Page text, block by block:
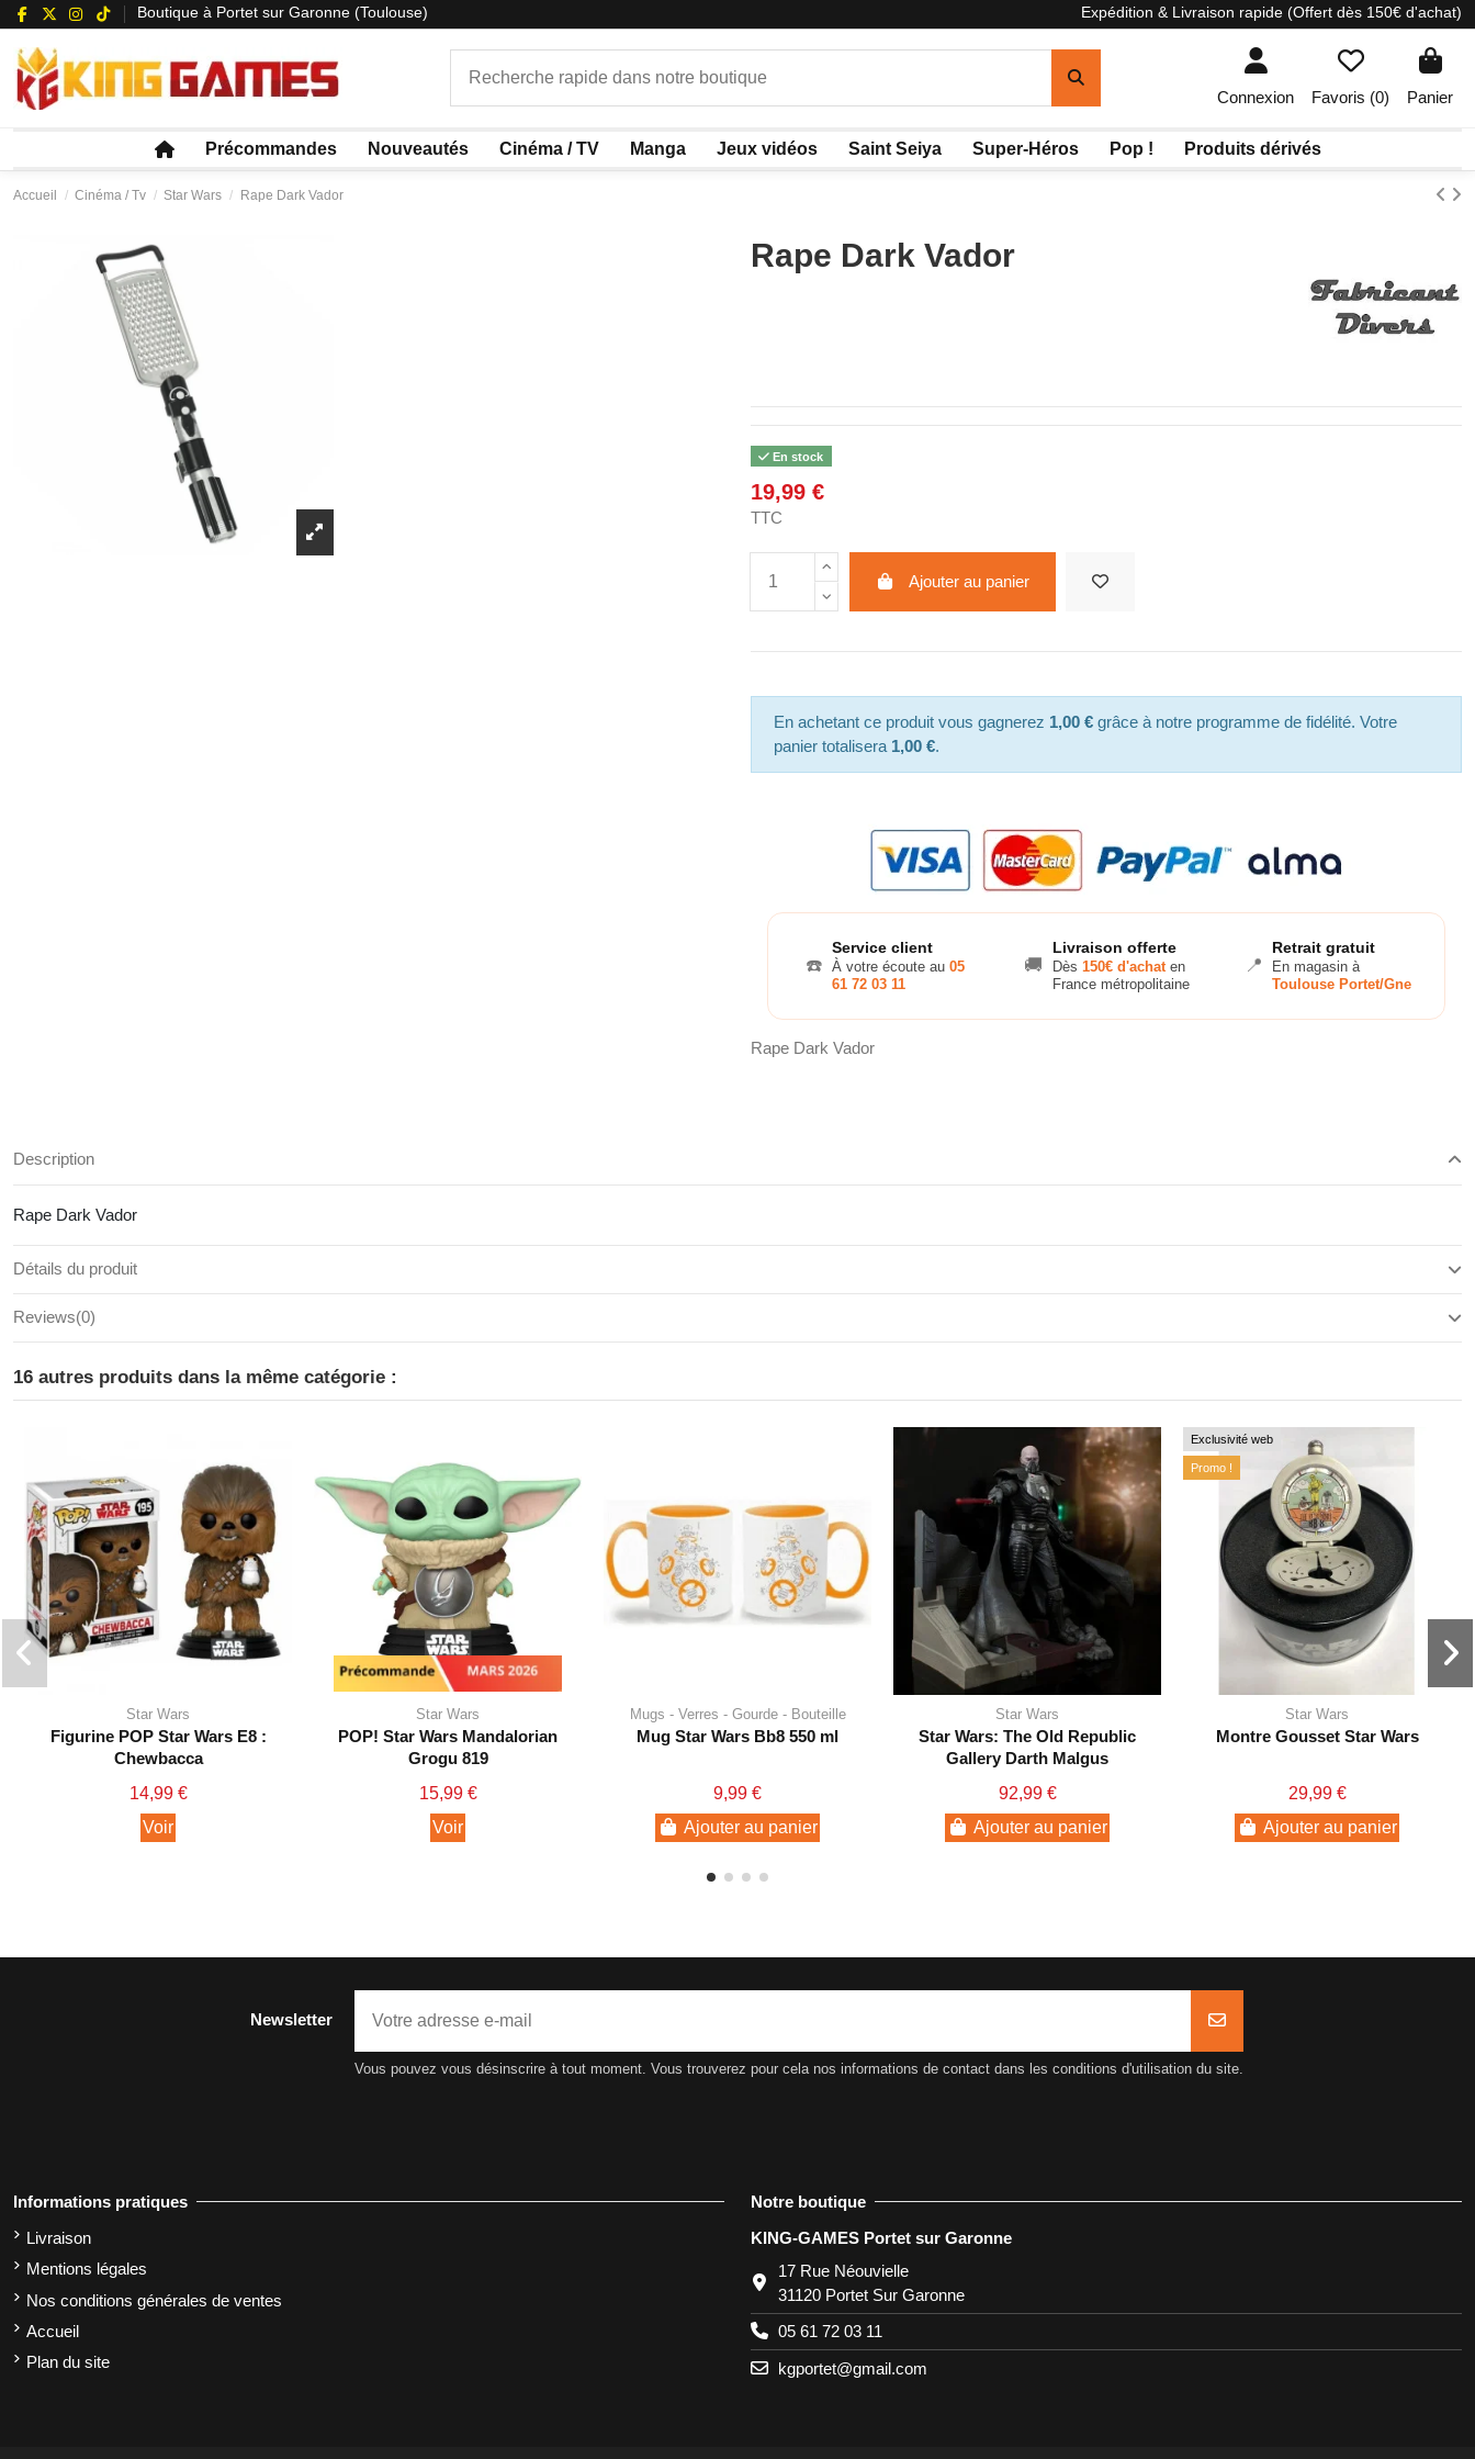
Boutique à Portet sur Garonne (Toulouse) Expédition & Livraison rapide (Offert dès 150€ d'achat)
Connexion Favoris (0) Panier
Précommandes Nouveautés Cinéma / TV Manga Jeux vidéos Saint Seiya Super-Héros Pop ! Produits dérivés
Accueil Cinéma / Tv Star Wars Rape Dark Vador
Rape Dark Vador
En stock
19,99 €
TTC
Ajouter au panier
En achetant ce produit vous gagnerez 1,00 € grâce à notre programme de fidélité. Votre
panier totalisera 1,00 €.
☎️
Service client
À votre écoute au 05
61 72 03 11
🚚
Livraison offerte
Dès 150€ d'achaten
France métropolitaine
📍
Retrait gratuit
En magasin à
Toulouse Portet/Gne
Rape Dark Vador
Description
Rape Dark Vador
Détails du produit
Reviews(0)
16 autres produits dans la même catégorie :
Star Wars
Figurine POP Star Wars E8 :
Chewbacca
14,99 €
Voir
Précommande - Mars 2026
Star Wars
POP! Star Wars Mandalorian
Grogu 819
15,99 €
Voir
Mugs - Verres - Gourde - Bouteille
Mug Star Wars Bb8 550 ml
9,99 €
Ajouter au panier
Star Wars
Star Wars: The Old Republic
Gallery Darth Malgus
92,99 €
Ajouter au panier
Exclusivité web
Promo !
Star Wars
Montre Gousset Star Wars
29,99 €
Ajouter au panier
Newsletter
Vous pouvez vous désinscrire à tout moment. Vous trouverez pour cela nos informations de contact dans les conditions d'utilisation du site.
Informations pratiques
Livraison
Mentions légales
Nos conditions générales de ventes
Accueil
Plan du site
Notre boutique
KING-GAMES Portet sur Garonne
17 Rue Néouvielle
31120 Portet Sur Garonne
05 61 72 03 11
kgportet@gmail.com